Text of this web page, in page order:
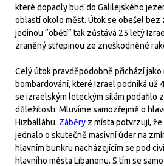
které dopadly buď do Galilejského
oblastí okolo měst. Útok se obešel bez
jedinou “obětí” tak zůstává 25 letý
zraněný střepinou ze zneškodněné
Celý útok pravděpodobně přichází
bombardování, které Izrael podniká už
se izraelským leteckým silám podařilo
důležitosti. Mluvíme samozřejmě o
Hizballáhu. Záběry z místa potvrzují,
jednalo o skutečně masivní úder na
hlavním bunkru nacházejícím se pod
hlavního města Libanonu. S tím se